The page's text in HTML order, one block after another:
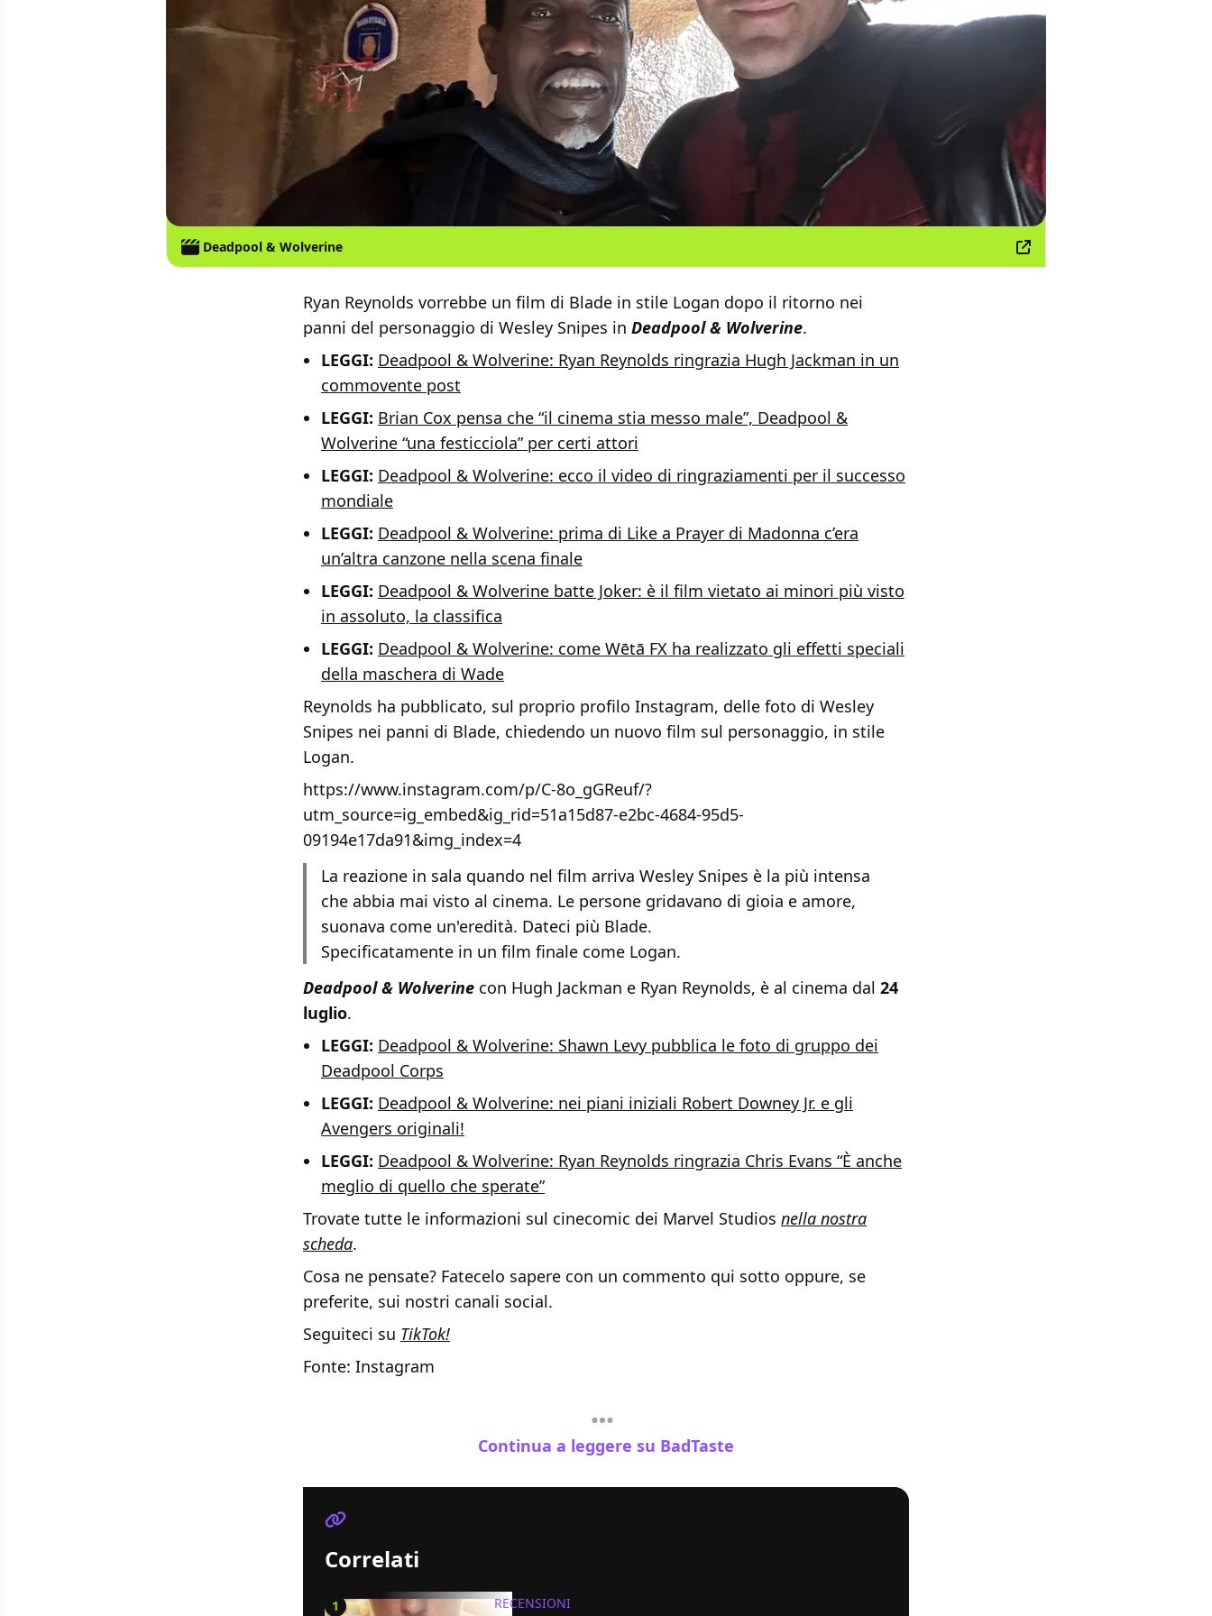
Deadpool & Wolverine
Ryan Reynolds vorrebbe un film di Blade in stile Logan dopo il ritorno nei
panni del personaggio di Wesley Snipes in Deadpool & Wolverine.
LEGGI: Deadpool & Wolverine: Ryan Reynolds ringrazia Hugh Jackman in un
commovente post
LEGGI: Brian Cox pensa che “il cinema stia messo male”, Deadpool &
Wolverine “una festicciola” per certi attori
LEGGI: Deadpool & Wolverine: ecco il video di ringraziamenti per il successo
mondiale
LEGGI: Deadpool & Wolverine: prima di Like a Prayer di Madonna c’era
un’altra canzone nella scena finale
LEGGI: Deadpool & Wolverine batte Joker: è il film vietato ai minori più visto
in assoluto, la classifica
LEGGI: Deadpool & Wolverine: come Wētā FX ha realizzato gli effetti speciali
della maschera di Wade
Reynolds ha pubblicato, sul proprio profilo Instagram, delle foto di Wesley
Snipes nei panni di Blade, chiedendo un nuovo film sul personaggio, in stile
Logan.
https://www.instagram.com/p/C-8o_gGReuf/?
utm_source=ig_embed&ig_rid=51a15d87-e2bc-4684-95d5-
09194e17da91&img_index=4
La reazione in sala quando nel film arriva Wesley Snipes è la più intensa
che abbia mai visto al cinema. Le persone gridavano di gioia e amore,
suonava come un'eredità. Dateci più Blade.
Specificatamente in un film finale come Logan.
Deadpool & Wolverine con Hugh Jackman e Ryan Reynolds, è al cinema dal 24
luglio.
LEGGI: Deadpool & Wolverine: Shawn Levy pubblica le foto di gruppo dei
Deadpool Corps
LEGGI: Deadpool & Wolverine: nei piani iniziali Robert Downey Jr. e gli
Avengers originali!
LEGGI: Deadpool & Wolverine: Ryan Reynolds ringrazia Chris Evans “È anche
meglio di quello che sperate”
Trovate tutte le informazioni sul cinecomic dei Marvel Studios nella nostra
scheda.
Cosa ne pensate? Fatecelo sapere con un commento qui sotto oppure, se
preferite, sui nostri canali social.
Seguiteci su TikTok!
Fonte: Instagram
Continua a leggere su BadTaste
Correlati
1 RECENSIONI